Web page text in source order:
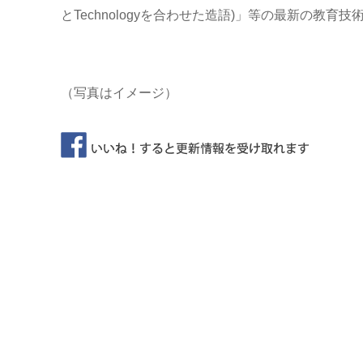
とTechnologyを合わせた造語)」等の最新の教育技
（写真はイメージ）